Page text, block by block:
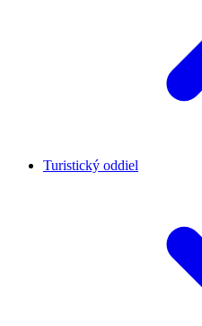
Turistický oddiel